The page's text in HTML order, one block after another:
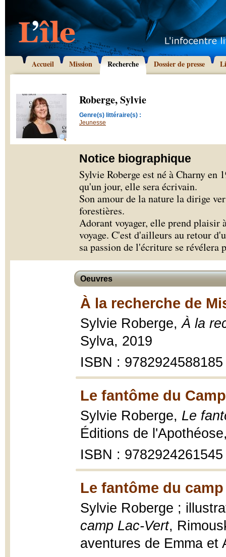
Accueil Mission Recherche Dossier de presse
Roberge, Sylvie
Genre(s) littéraire(s) :
Jeunesse
Notice biographique
Sylvie Roberge est né à Charny en
qu'un jour, elle sera écrivain.
Son amour de la nature la dirige
forestières.
Adorant voyager, elle prend
voyage. C'est d'ailleurs au retour
sa passion de l'écriture se révélera
Oeuvres
À la recherche de
Sylvie Roberge,À la
Sylva, 2019
ISBN : 9782924588185
Le fantôme du
Sylvie Roberge, Le
Éditions de
ISBN : 9782924261545
Le fantôme du
Sylvie Roberge ;
camp Lac-Vert,
aventures de Emma et